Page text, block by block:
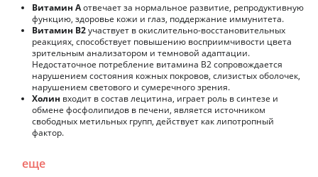
Витамин Аотвечает за нормальное развитие, репродуктивную
функцию, здоровье кожи и глаз, поддержание иммунитета.
Витамин В2участвует в окислительно-восстановительных
реакциях, способствует повышению восприимчивости цвета
зрительным анализатором и темновой адаптации.
Недостаточное потребление витамина В2 сопровождается
нарушением состояния кожных покровов, слизистых оболочек,
нарушением светового и сумеречного зрения.
Холин входит в состав лецитина, играет роль в синтезе и
обмене фосфолипидов в печени, является источником
свободных метильных групп, действует как липотропный
фактор.
еще